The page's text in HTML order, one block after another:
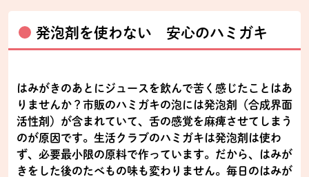
発泡剤を使わない 安心のハミガキ
はみがきのあとにジュースを飲んで苦く感じたことはあ
りませんか？市販のハミガキの泡には発泡剤（合成界面
活性剤）が含まれていて、舌の感覚を麻痺させてしまう
のが原因です。生活クラブのハミガキは発泡剤は使わ
ず、必要最小限の原料で作っています。だから、はみが
きをした後のたべもの味も変わりません。毎日のはみが